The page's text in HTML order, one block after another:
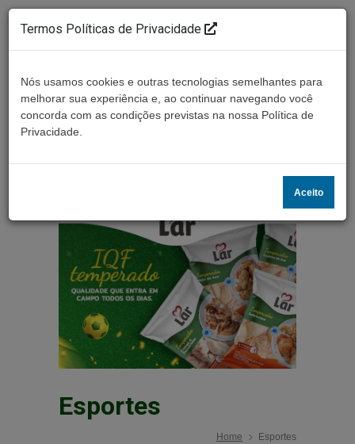
Esportes
Home Esportes
Termos Políticas de Privacidade
Nós usamos cookies e outras tecnologias semelhantes para
melhorar sua experiência e, ao continuar navegando você
concorda com as condições previstas na nossa Política de
Privacidade.
Aceito